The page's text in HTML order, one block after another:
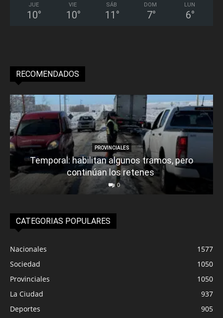
JUE
10°
VIE
10°
SÁB
11 °
DOM
7°
LUN
6°
RECOMENDADOS
PROVINCIALES
Temporal: habilitan algunos tramos, pero
continúan los retenes
0
CATEGORIAS POPULARES
Nacionales
1577
Sociedad
1050
Provinciales
1050
La Ciudad
937
Deportes
905